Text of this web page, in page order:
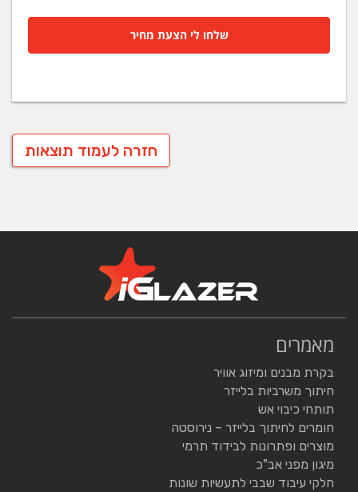
שלחו לי הצעת מחיר
חזרה לעמוד תוצאות
מאמרים
בקרת מבנים ומיזוג אוויר
חיתוך משרביות בלייזר
תותחי כיבוי אש
חומרים לחיתוך בלייזר – נירוסטה
מוצרים ופתרונות לבידוד תרמי
מיגון מפני אב"כ
חלקי עיבוד שבבי לתעשיות שונות